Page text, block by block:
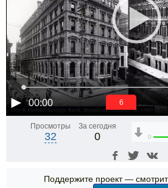
00:00 6
Просмотры
32
За сегодня
0 0
Поддержите проект —